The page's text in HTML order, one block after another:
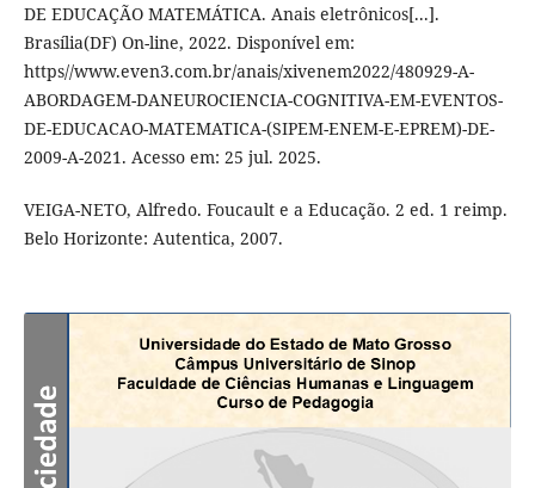
DE EDUCAÇÃO MATEMÁTICA. Anais eletrônicos[...].
Brasília(DF) On-line, 2022. Disponível em:
https//www.even3.com.br/anais/xivenem2022/480929-A-
ABORDAGEM-DANEUROCIENCIA-COGNITIVA-EM-EVENTOS-
DE-EDUCACAO-MATEMATICA-(SIPEM-ENEM-E-EPREM)-DE-
2009-A-2021. Acesso em: 25 jul. 2025.
VEIGA-NETO, Alfredo. Foucault e a Educação. 2 ed. 1 reimp.
Belo Horizonte: Autentica, 2007.